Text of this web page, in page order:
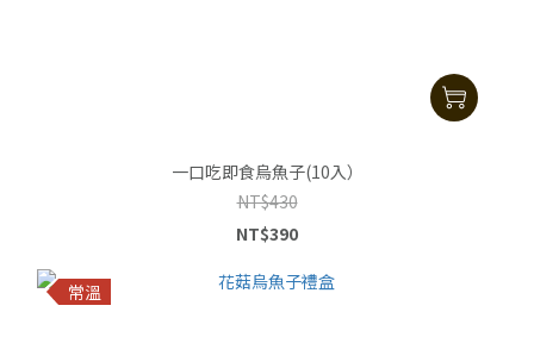
一口吃即食烏魚子(10入）
NT$430
NT$390
常溫